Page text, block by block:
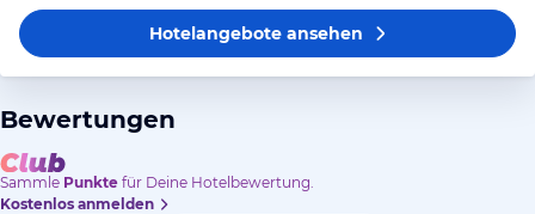
Hotelangeboteansehen
Bewertungen
Sammle Punkte für Deine Hotelbewertung.
Kostenlos anmelden